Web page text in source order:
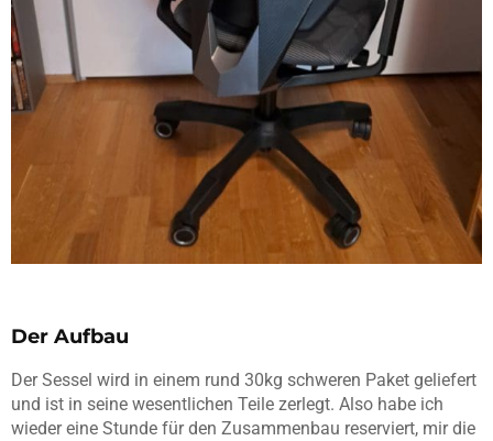
Der Aufbau
Der Sessel wird in einem rund 30kg schweren Paket geliefert
und ist in seine wesentlichen Teile zerlegt. Also habe ich
wieder eine Stunde für den Zusammenbau reserviert, mir die